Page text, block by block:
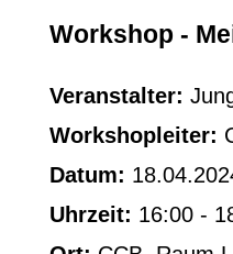
Workshop -
Veranstalter:
Workshopleiter:
Datum:
Uhrzeit: 16:00 -